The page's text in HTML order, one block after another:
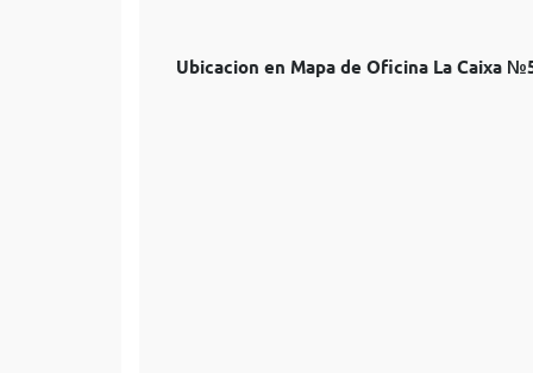
Ubicacion en Mapa de Oficina La Caixa